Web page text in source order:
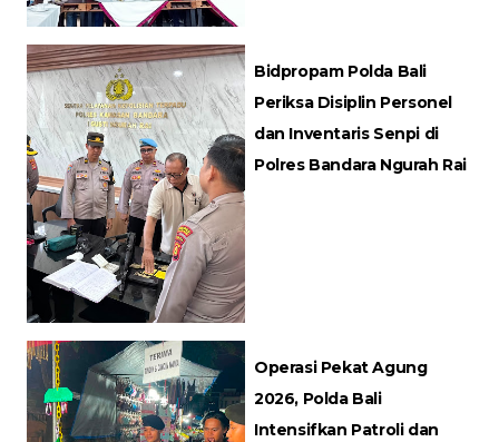
Bidpropam Polda Bali
Periksa Disiplin Personel
dan Inventaris Senpi di
Polres Bandara Ngurah Rai
Operasi Pekat Agung
2026, Polda Bali
Intensifkan Patroli dan